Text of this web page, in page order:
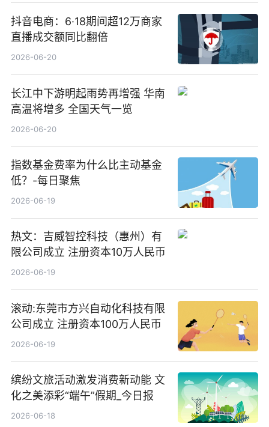
抖音电商：6·18期间超12万商家
直播成交额同比翻倍
2026-06-20
长江中下游明起雨势再增强 华南
高温将增多 全国天气一览
2026-06-20
指数基金费率为什么比主动基金
低？-每日聚焦
2026-06-19
热文：吉威智控科技（惠州）有
限公司成立 注册资本10万人民币
2026-06-19
滚动:东莞市方兴自动化科技有限
公司成立 注册资本100万人民币
2026-06-19
缤纷文旅活动激发消费新动能 文
化之美添彩“端午”假期_今日报
2026-06-18